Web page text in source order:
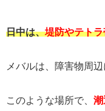
日中は、堤防やテトラ
メバルは、障害物周
このような場所で、 潮